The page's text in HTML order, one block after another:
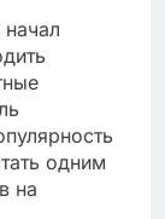
одним
на